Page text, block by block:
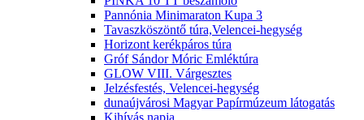
Pannónia Minimaraton Kupa 3
Tavaszköszöntő túra,Velencei-hegység
Horizont kerékpáros túra
Gróf Sándor Móric Emléktúra
GLOW VIII. Várgesztes
Jelzésfestés, Velencei-hegység
dunaújvárosi Magyar Papírmúzeum látogatás
Kihívás napja